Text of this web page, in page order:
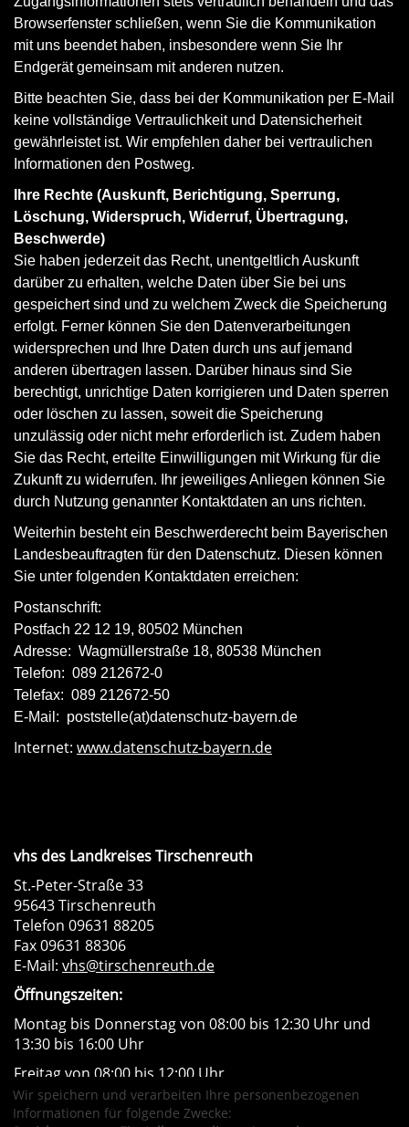
Browserfenster schließen, wenn Sie die Kommunikation
mit uns beendet haben, insbesondere wenn Sie Ihr
Endgerät gemeinsam mit anderen nutzen.
Bitte beachten Sie, dass bei der Kommunikation per E-Mail
keine vollständige Vertraulichkeit und Datensicherheit
gewährleistet ist. Wir empfehlen daher bei vertraulichen
Informationen den Postweg.
Ihre Rechte (Auskunft, Berichtigung, Sperrung,
Löschung, Widerspruch, Widerruf, Übertragung,
Beschwerde)
Sie haben jederzeit das Recht, unentgeltlich Auskunft
darüber zu erhalten, welche Daten über Sie bei uns
gespeichert sind und zu welchem Zweck die Speicherung
erfolgt. Ferner können Sie den Datenverarbeitungen
widersprechen und Ihre Daten durch uns auf jemand
anderen übertragen lassen. Darüber hinaus sind Sie
berechtigt, unrichtige Daten korrigieren und Daten sperren
oder löschen zu lassen, soweit die Speicherung
unzulässig oder nicht mehr erforderlich ist. Zudem haben
Sie das Recht, erteilte Einwilligungen mit Wirkung für die
Zukunft zu widerrufen. Ihr jeweiliges Anliegen können Sie
durch Nutzung genannter Kontaktdaten an uns richten.
Weiterhin besteht ein Beschwerderecht beim Bayerischen
Landesbeauftragten für den Datenschutz. Diesen können
Sie unter folgenden Kontaktdaten erreichen:
Postanschrift:
Postfach 22 12 19, 80502 München
Adresse: Wagmüllerstraße 18, 80538 München
Telefon: 089 212672-0
Telefax: 089 212672-50
E-Mail: poststelle(at)datenschutz-bayern.de
Internet: www.datenschutz-bayern.de
vhs des Landkreises Tirschenreuth
St.-Peter-Straße 33
95643 Tirschenreuth
Telefon 09631 88205
Fax 09631 88306
E-Mail: vhs@tirschenreuth.de
Öffnungszeiten:
Montag bis Donnerstag von 08:00 bis 12:30 Uhr und
13:30 bis 16:00 Uhr
Freitag von 08:00 bis 12:00 Uhr
Facebook
Instagram
Impressum
AGB
Wir speichern und verarbeiten Ihre personenbezogenen
Informationen für folgende Zwecke: